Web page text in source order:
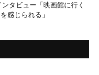
タビュー「映画館に行く
感じられる」